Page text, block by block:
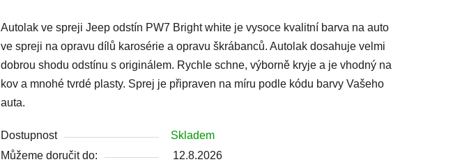
je
0,0
z
5
hvězdiček.
Autolak ve spreji Jeep odstín PW7 Bright white je vysoce kvalitní barva na auto
ve spreji na opravu dílů karosérie a opravu škrábanců. Autolak dosahuje velmi
dobrou shodu odstínu s originálem. Rychle schne, výborně kryje a je vhodný na
kov a mnohé tvrdé plasty. Sprej je připraven na míru podle kódu barvy Vašeho
auta.
Dostupnost
Skladem
Můžeme doručit do:
12.8.2026